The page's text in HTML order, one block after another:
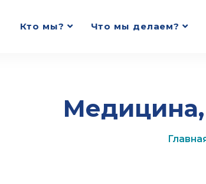
Кто мы? Что мы делаем?